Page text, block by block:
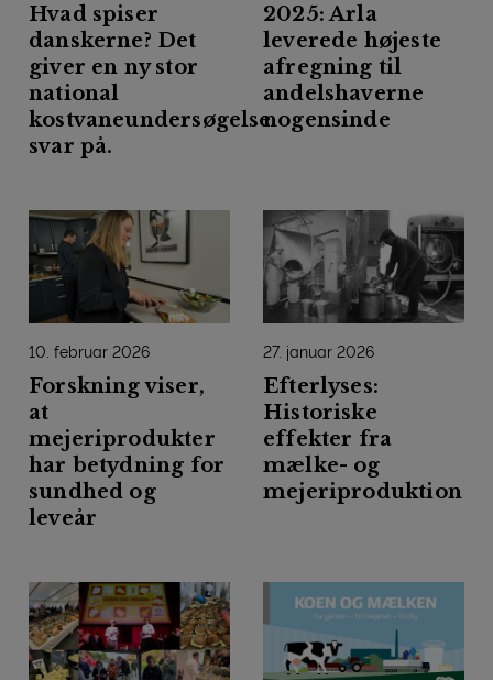
Hvad spiser
danskerne? Det
giver en ny stor
national
kostvaneundersøgelse
svar på.
2025: Arla
leverede højeste
afregning til
andelshaverne
nogensinde
10. februar 2026
Forskning viser,
at
mejeriprodukter
har betydning for
sundhed og
leveår
27. januar 2026
Efterlyses:
Historiske
effekter fra
mælke- og
mejeriproduktion